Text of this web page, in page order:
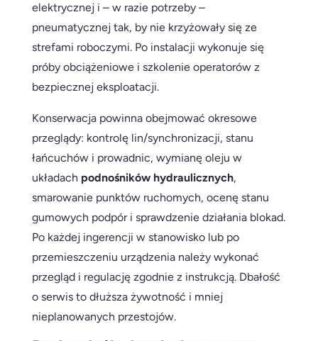
elektrycznej i – w razie potrzeby –
pneumatycznej tak, by nie krzyżowały się ze
strefami roboczymi. Po instalacji wykonuje się
próby obciążeniowe i szkolenie operatorów z
bezpiecznej eksploatacji.
Konserwacja powinna obejmować okresowe
przeglądy: kontrolę lin/synchronizacji, stanu
łańcuchów i prowadnic, wymianę oleju w
układach podnośników hydraulicznych,
smarowanie punktów ruchomych, ocenę stanu
gumowych podpór i sprawdzenie działania blokad.
Po każdej ingerencji w stanowisko lub po
przemieszczeniu urządzenia należy wykonać
przegląd i regulację zgodnie z instrukcją. Dbałość
o serwis to dłuższa żywotność i mniej
nieplanowanych przestojów.